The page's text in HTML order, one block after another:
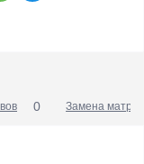
0 Замена